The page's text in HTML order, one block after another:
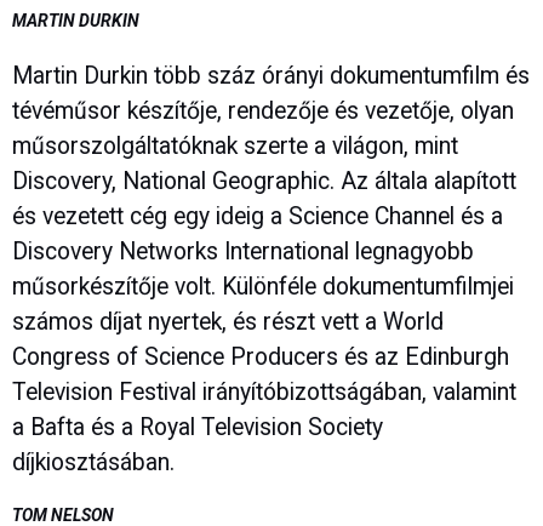
MARTIN DURKIN
Martin Durkin több száz órányi dokumentumfilm és
tévéműsor készítője, rendezője és vezetője, olyan
műsorszolgáltatóknak szerte a világon, mint
Discovery, National Geographic. Az általa alapított
és vezetett cég egy ideig a Science Channel és a
Discovery Networks International legnagyobb
műsorkészítője volt. Különféle dokumentumfilmjei
számos díjat nyertek, és részt vett a World
Congress of Science Producers és az Edinburgh
Television Festival irányítóbizottságában, valamint
a Bafta és a Royal Television Society
díjkiosztásában.
TOM NELSON